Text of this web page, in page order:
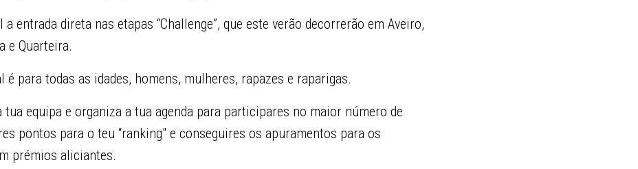
entrada direta nas etapas “Challenge”, que este verão decorrerão em Aveiro,
e Quarteira.
é para todas as idades, homens, mulheres, rapazes e raparigas.
tua equipa e organiza a tua agenda para participares no maior número de
pontos para o teu “ranking" e conseguires os apuramentos para os
prémios aliciantes.